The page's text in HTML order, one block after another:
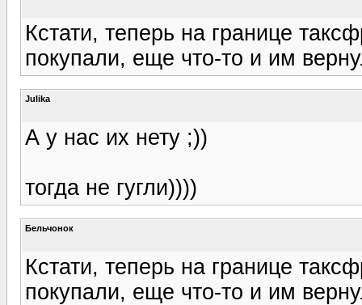
Кстати, теперь на границе
покупали, еще что-то и им
Julika
А у нас их нету ;))
тогда не гугли))))
Бельчонок
Кстати, теперь на границе
покупали, еще что-то и им